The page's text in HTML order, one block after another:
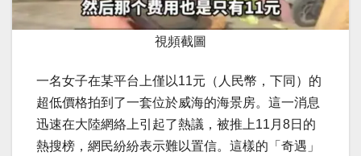
視頻截圖
一名女子在某平台上僅以11元（人民幣，下同）的
超低價格拍到了一套位於威海的海景房。這一消息
迅速在大陸網絡上引起了熱議，被推上11月8日的
熱搜榜，網民紛紛表示難以置信。這樣的「奇遇」